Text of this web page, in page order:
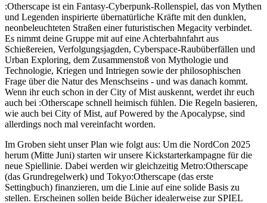
:Otherscape ist ein Fantasy-Cyberpunk-Rollenspiel, das von Mythen
und Legenden inspirierte übernatürliche Kräfte mit den dunklen,
neonbeleuchteten Straßen einer futuristischen Megacity verbindet.
Es nimmt deine Gruppe mit auf eine Achterbahnfahrt aus
Schießereien, Verfolgungsjagden, Cyberspace-Raubüberfällen und
Urban Exploring, dem Zusammenstoß von Mythologie und
Technologie, Kriegen und Intriegen sowie der philosophischen
Frage über die Natur des Menschseins - und was danach kommt.
Wenn ihr euch schon in der City of Mist auskennt, werdet ihr euch
auch bei :Otherscape schnell heimisch fühlen. Die Regeln basieren,
wie auch bei City of Mist, auf Powered by the Apocalypse, sind
allerdings noch mal vereinfacht worden.
Im Groben sieht unser Plan wie folgt aus: Um die NordCon 2025
herum (Mitte Juni) starten wir unsere Kickstarterkampagne für die
neue Spiellinie. Dabei werden wir gleichzeitig Metro:Otherscape
(das Grundregelwerk) und Tokyo:Otherscape (das erste
Settingbuch) finanzieren, um die Linie auf eine solide Basis zu
stellen. Erscheinen sollen beide Bücher idealerweise zur SPIEL